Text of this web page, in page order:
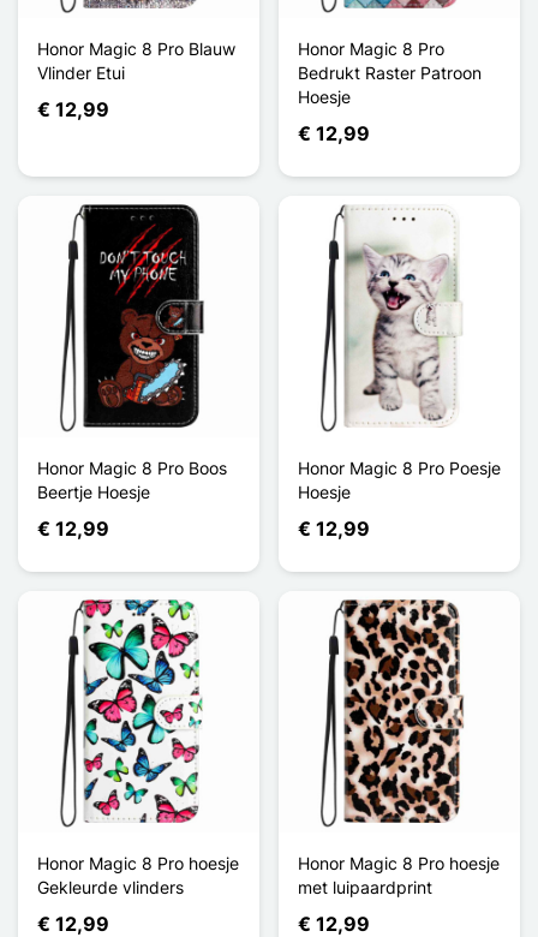
Honor Magic 8 Pro Blauw
Vlinder Etui
€ 12,99
Honor Magic 8 Pro
Bedrukt Raster Patroon
Hoesje
€ 12,99
Honor Magic 8 Pro Boos
Beertje Hoesje
€ 12,99
Honor Magic 8 Pro Poesje
Hoesje
€ 12,99
Honor Magic 8 Pro hoesje
Gekleurde vlinders
€ 12,99
Honor Magic 8 Pro hoesje
met luipaardprint
€ 12,99